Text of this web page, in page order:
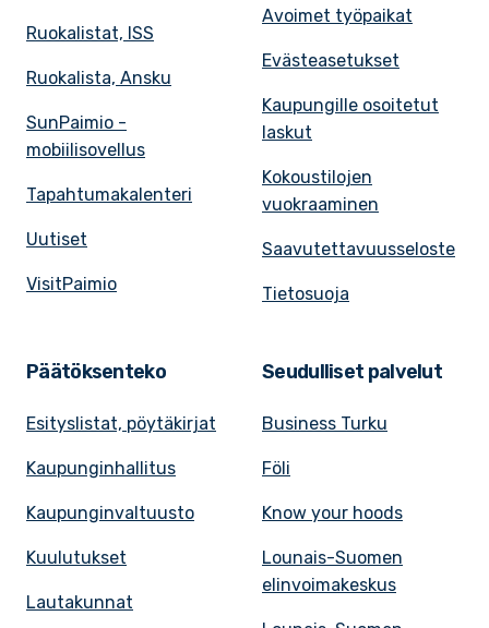
Ruokalistat, ISS
Ruokalista, Ansku
SunPaimio -
mobiilisovellus
Tapahtumakalenteri
Uutiset
VisitPaimio
Avoimet työpaikat
Evästeasetukset
Kaupungille osoitetut
laskut
Kokoustilojen
vuokraaminen
Saavutettavuusseloste
Tietosuoja
Päätöksenteko
Esityslistat, pöytäkirjat
Kaupunginhallitus
Kaupunginvaltuusto
Kuulutukset
Lautakunnat
Seudulliset palvelut
Business Turku
Föli
Know your hoods
Lounais-Suomen
elinvoimakeskus